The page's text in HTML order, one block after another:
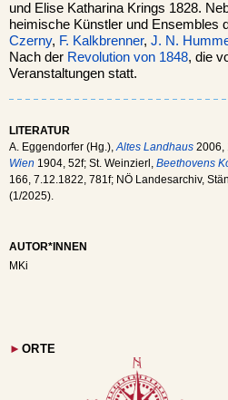
und Elise Katharina Krings 1828.
heimische Künstler und Ensembles
Czerny, F. Kalkbrenner, J. N.
Nach der Revolution von 1848, die
Veranstaltungen statt.
LITERATUR
A. Eggendorfer (Hg.),Altes Landhaus 2006,
Wien 1904, 52f; St. Weinzierl, Beethovens
166, 7.12.1822, 781f; NÖ Landesarchiv,
(1/2025).
AUTOR*INNEN
MKi
► ORTE